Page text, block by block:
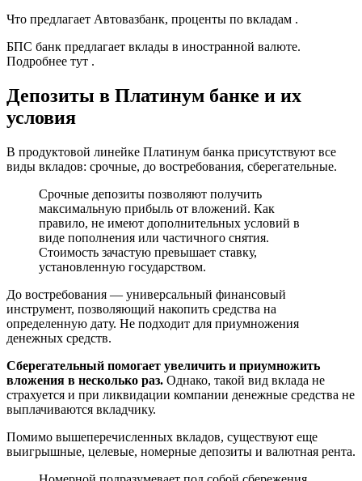
Что предлагает Автовазбанк, проценты по вкладам .
БПС банк предлагает вклады в иностранной валюте.
Подробнее тут .
Депозиты в Платинум банке и их
условия
В продуктовой линейке Платинум банка присутствуют все
виды вкладов: срочные, до востребования, сберегательные.
Срочные депозиты позволяют получить
максимальную прибыль от вложений. Как
правило, не имеют дополнительных условий в
виде пополнения или частичного снятия.
Стоимость зачастую превышает ставку,
установленную государством.
До востребования — универсальный финансовый
инструмент, позволяющий накопить средства на
определенную дату. Не подходит для приумножения
денежных средств.
Сберегательный помогает увеличить и приумножить
вложения в несколько раз. Однако, такой вид вклада не
страхуется и при ликвидации компании денежные средства не
выплачиваются вкладчику.
Помимо вышеперечисленных вкладов, существуют еще
выигрышные, целевые, номерные депозиты и валютная рента.